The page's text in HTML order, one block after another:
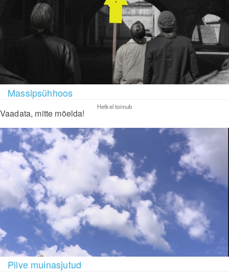
Massipsühhoos
Hetkel toimub
Vaadata, mitte mõelda!
Pilve muinasjutud